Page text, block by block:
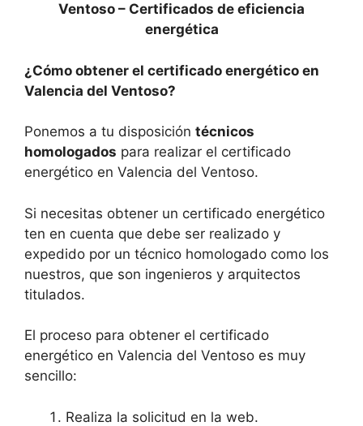
Ventoso – Certificados de eficiencia
energética
¿Cómo obtener el certificado energético en
Valencia del Ventoso?
Ponemos a tu disposición técnicos
homologados para realizar el certificado
energético en Valencia del Ventoso.
Si necesitas obtener un certificado energético
ten en cuenta que debe ser realizado y
expedido por un técnico homologado como los
nuestros, que son ingenieros y arquitectos
titulados.
El proceso para obtener el certificado
energético en Valencia del Ventoso es muy
sencillo:
Realiza la solicitud en la web.